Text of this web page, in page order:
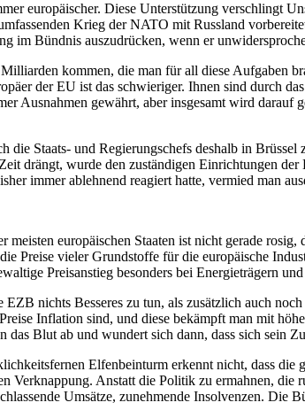
europäischer. Diese Unterstützung verschlingt
Krieg der NATO mit Russland
im Bündnis auszudrücken, wenn er
kommen, die man für all diese Aufgaben
der EU ist das schwieriger. Ihnen sind durch
Ausnahmen gewährt, aber insgesamt wird darauf
die Staats- und Regierungschefs deshalb in
drängt, wurde den zuständigen Einrichtungen
immer ablehnend reagiert hatte, vermied man
meisten europäischen Staaten ist nicht gerade
Preise vieler Grundstoffe für die europäische
Preisanstieg besonders bei Energieträgern
EZB nichts Besseres zu tun, als zusätzlich auch
Inflation sind, und diese bekämpft man mit
das Blut ab und wundert sich dann, dass sich sein
Elfenbeinturm erkennt nicht, dass die
Verknappung. Anstatt die Politik zu ermahnen,
Umsätze, zunehmende Insolvenzen. Die